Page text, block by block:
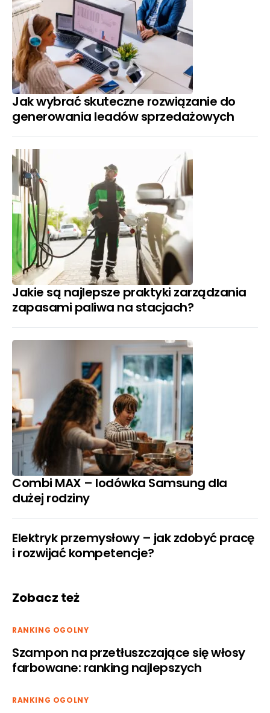
Jak wybrać skuteczne rozwiązanie do
generowania leadów sprzedażowych
Jakie są najlepsze praktyki zarządzania
zapasami paliwa na stacjach?
Combi MAX – lodówka Samsung dla
dużej rodziny
Elektryk przemysłowy – jak zdobyć pracę
i rozwijać kompetencje?
Zobacz też
RANKING OGOLNY
Szampon na przetłuszczające się włosy
farbowane: ranking najlepszych
RANKING OGOLNY